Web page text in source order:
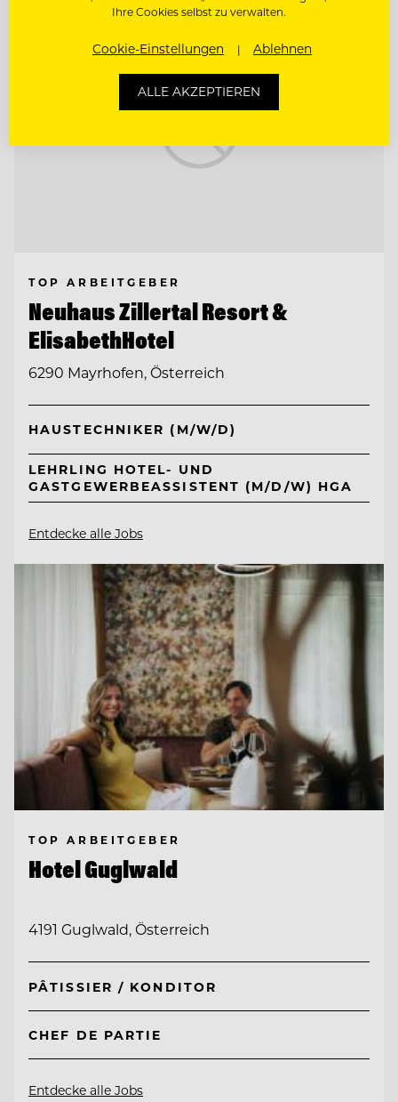
TOP ARBEITGEBER
Neuhaus Zillertal Resort &
ElisabethHotel
6290 Mayrhofen, Österreich
HAUSTECHNIKER (M/W/D)
LEHRLING HOTEL- UND
GASTGEWERBEASSISTENT (M/D/W) HGA
Entdecke alle Jobs
TOP ARBEITGEBER
Hotel Guglwald
4191 Guglwald, Österreich
PÂTISSIER / KONDITOR
CHEF DE PARTIE
Entdecke alle Jobs
Ihre Cookies selbst zu verwalten.
Cookie-Einstellungen Ablehnen
ALLE AKZEPTIEREN